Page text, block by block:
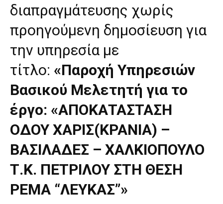
διαπραγμάτευσης χωρίς
προηγούμενη δημοσίευση για
την υπηρεσία με
τίτλο: «Παροχή Υπηρεσιών
Βασικού Μελετητή για το
έργο: «ΑΠΟΚΑΤΑΣΤΑΣΗ
ΟΔΟΥ ΧΑΡΙΣ(ΚΡΑΝΙΑ) –
ΒΑΣΙΛΑΔΕΣ – ΧΑΛΚΙΟΠΟΥΛΟ
Τ.Κ. ΠΕΤΡΙΛΟΥ ΣΤΗ ΘΕΣΗ
ΡΕΜΑ “ΛΕΥΚΑΣ”»